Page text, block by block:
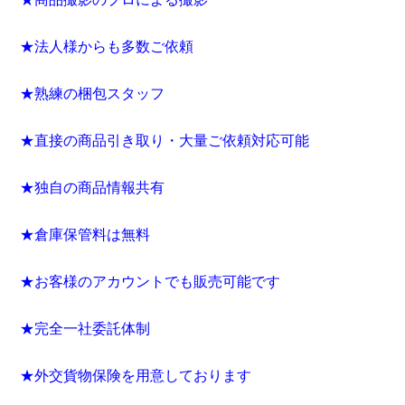
★法人様からも多数ご依頼
★熟練の梱包スタッフ
★直接の商品引き取り・大量ご依頼対応可能
★独自の商品情報共有
★倉庫保管料は無料
★お客様のアカウントでも販売可能です
★完全一社委託体制
★外交貨物保険を用意しております